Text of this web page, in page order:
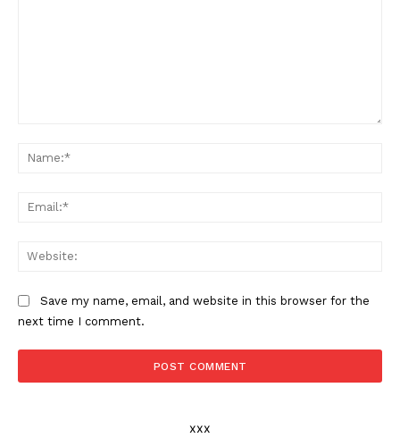
Save my name, email, and website in this browser for the
next time I comment.
xxx